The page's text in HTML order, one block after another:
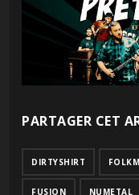
PARTAGER CET
DIRTYSHIRT
FUSION NUMETAL